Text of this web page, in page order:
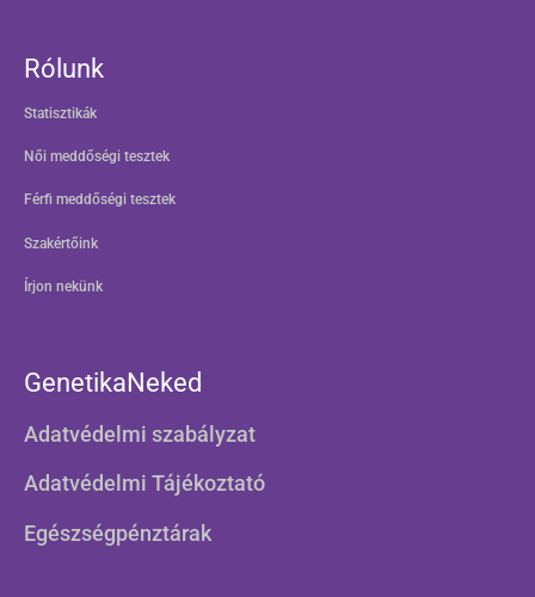
Rólunk
Statisztikák
Női meddőségi tesztek
Férfi meddőségi tesztek
Szakértőink
Írjon nekünk
GenetikaNeked
Adatvédelmi szabályzat
Adatvédelmi Tájékoztató
Egészségpénztárak